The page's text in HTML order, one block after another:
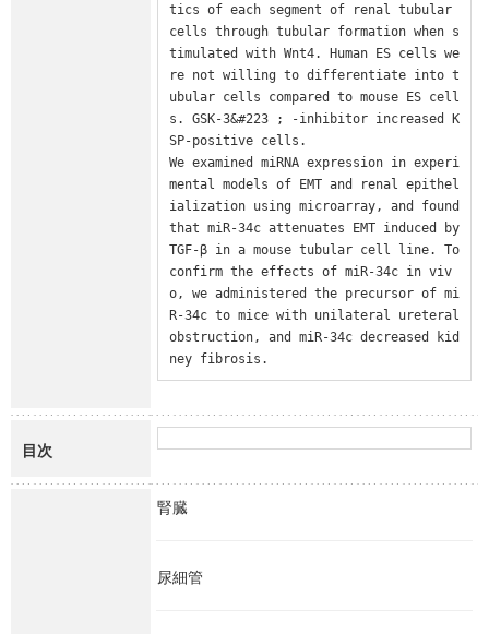
tics of each segment of renal tubular
cells through tubular formation when s
timulated with Wnt4. Human ES cells we
re not willing to differentiate into t
ubular cells compared to mouse ES cell
s. GSK-3&#223 ; -inhibitor increased K
SP-positive cells.
We examined miRNA expression in experi
mental models of EMT and renal epithel
ialization using microarray, and found
that miR-34c attenuates EMT induced by
TGF-β in a mouse tubular cell line. To
confirm the effects of miR-34c in viv
o, we administered the precursor of mi
R-34c to mice with unilateral ureteral
obstruction, and miR-34c decreased kid
ney fibrosis.
目次
腎臓
尿細管